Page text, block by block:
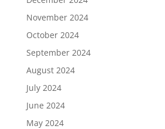
November 2024
October 2024
September 2024
August 2024
July 2024
June 2024
May 2024